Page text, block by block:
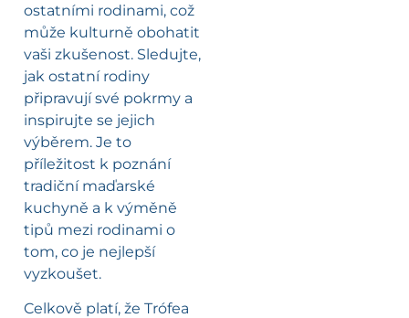
ostatními rodinami, což
může kulturně obohatit
vaši zkušenost. Sledujte,
jak ostatní rodiny
připravují své pokrmy a
inspirujte se jejich
výběrem. Je to
příležitost k poznání
tradiční maďarské
kuchyně a k výměně
tipů mezi rodinami o
tom, co je nejlepší
vyzkoušet.
Celkově platí, že Trófea